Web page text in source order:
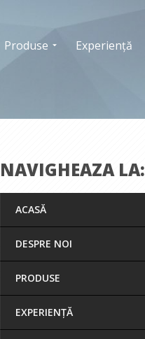
Produse Experiență
NAVIGHEAZA LA:
ACASĂ
DESPRE NOI
PRODUSE
EXPERIENȚĂ